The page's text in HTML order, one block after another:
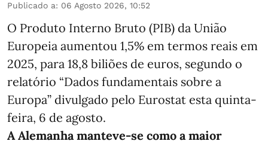
Publicado a: 06 Agosto 2026, 10:52
O Produto Interno Bruto (PIB) da União
Europeia aumentou 1,5% em termos reais em
2025, para 18,8 biliões de euros, segundo o
relatório “Dados fundamentais sobre a
Europa” divulgado pelo Eurostat esta quinta-
feira, 6 de agosto.
A Alemanha manteve‑se como a maior